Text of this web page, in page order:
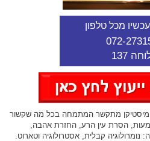
מכל טלפון
072-
137
מיסטיקן מתקשר המתמחה בכל מה שקשור
הסרת עין הרע, החזרת אהבה,
קבלית, אסטרולוגיה וטארוט.